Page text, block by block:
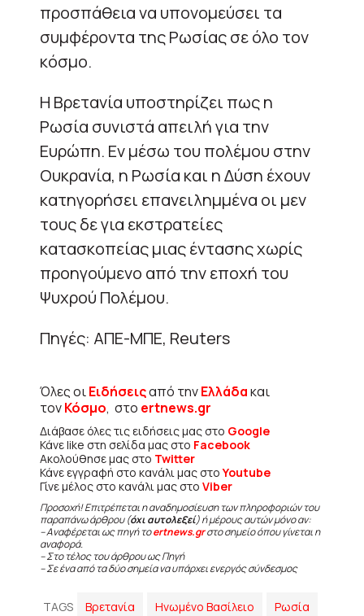
προσπάθεια να υπονομεύσει τα
συμφέροντα της Ρωσίας σε όλο τον
κόσμο.
Η Βρετανία υποστηρίζει πως η
Ρωσία συνιστά απειλή για την
Ευρώπη. Εν μέσω του πολέμου στην
Ουκρανία, η Ρωσία και η Δύση έχουν
κατηγορήσει επανειλημμένα οι μεν
τους δε για εκστρατείες
κατασκοπείας μιας έντασης χωρίς
προηγούμενο από την εποχή του
Ψυχρού Πολέμου.
Πηγές: ΑΠΕ-ΜΠΕ, Reuters
Όλες οιΕιδήσειςαπό τηνΕλλάδακαι
τονΚόσμο, στο ertnews.gr
Διάβασε όλες τις ειδήσεις μας στο Google
Κάνε like στη σελίδα μας στο Facebook
Ακολούθησε μας στο Twitter
Κάνε εγγραφή στο κανάλι μας στοYoutube
Γίνε μέλος στο κανάλι μας στο Viber
Προσοχή! Επιτρέπεται η αναδημοσίευση των πληροφοριών του
παραπάνω άρθρου (όχι αυτολεξεί) ή μέρους αυτών μόνο αν:
– Αναφέρεται ως πηγή τοertnews.grστο σημείο όπου γίνεται η
αναφορά.
– Στο τέλος του άρθρου ως Πηγή
– Σε ένα από τα δύο σημεία να υπάρχει ενεργός σύνδεσμος
TAGS Βρετανία Ηνωμένο Βασίλειο Ρωσία